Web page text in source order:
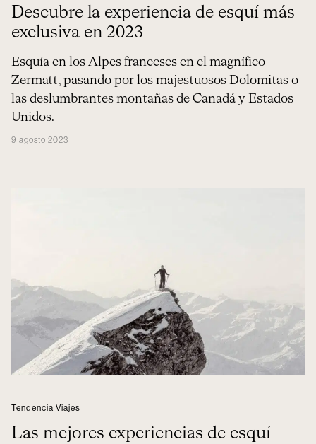
Descubre la experiencia de esquí más
exclusiva en 2023
Esquía en los Alpes franceses en el magnífico
Zermatt, pasando por los majestuosos Dolomitas o
las deslumbrantes montañas de Canadá y Estados
Unidos.
9 agosto 2023
Tendencia Viajes
Las mejores experiencias de esquí